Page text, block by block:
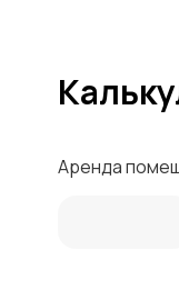
Аренда